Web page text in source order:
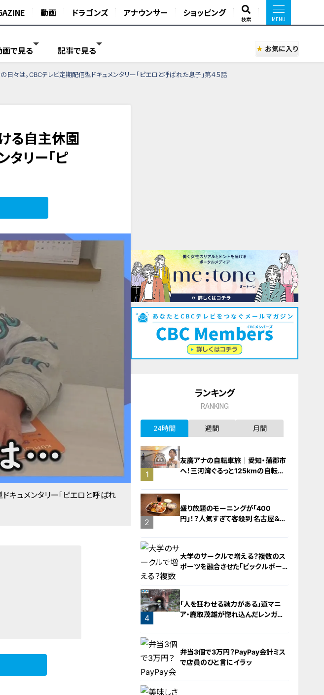
動画 ドラゴンズ アナウンサー ショッピング
検索
画で見る 記事で見る お気に入り
々は。CBCテレビ定期配信型ドキュメンタリー「ピエロと呼ばれた息子」第４５話
る自主休園
タリー「ピ
キュメンタリー「ピエロと呼ばれ
ランキング
RANKING
24時間 週間 月間
1
友廣アナの自転車旅｜愛知・蒲郡市
へ！三河湾ぐるっと125kmの自転車
2
盛り放題のモーニングが「400
円」！？人気すぎて客殺到 名古屋＆岐
3
大学のサークルで増える？複数のス
ポーツを融合させた「ピックルボー
4
「人を狂わせる魅力がある」道マニ
ア・鹿取茂雄が惚れ込んだレンガの
弁当3個で3万円？PayPay会計ミス
で店員のひと言にイラッ